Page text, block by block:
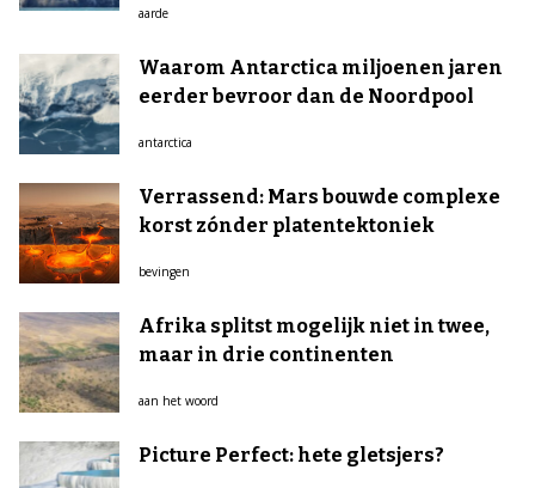
aarde
Waarom Antarctica miljoenen jaren
eerder bevroor dan de Noordpool
antarctica
Verrassend: Mars bouwde complexe
korst zónder platentektoniek
bevingen
Afrika splitst mogelijk niet in twee,
maar in drie continenten
aan het woord
Picture Perfect: hete gletsjers?